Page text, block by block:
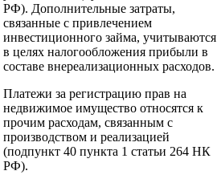
РФ). Дополнительные затраты,
связанные с привлечением
инвестиционного займа, учитываются
в целях налогообложения прибыли в
составе внереализационных расходов.
Платежи за регистрацию прав на
недвижимое имущество относятся к
прочим расходам, связанным с
производством и реализацией
(подпункт 40 пункта 1 статьи 264 НК
РФ).